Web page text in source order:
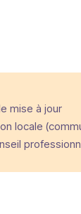
mise à jour
locale